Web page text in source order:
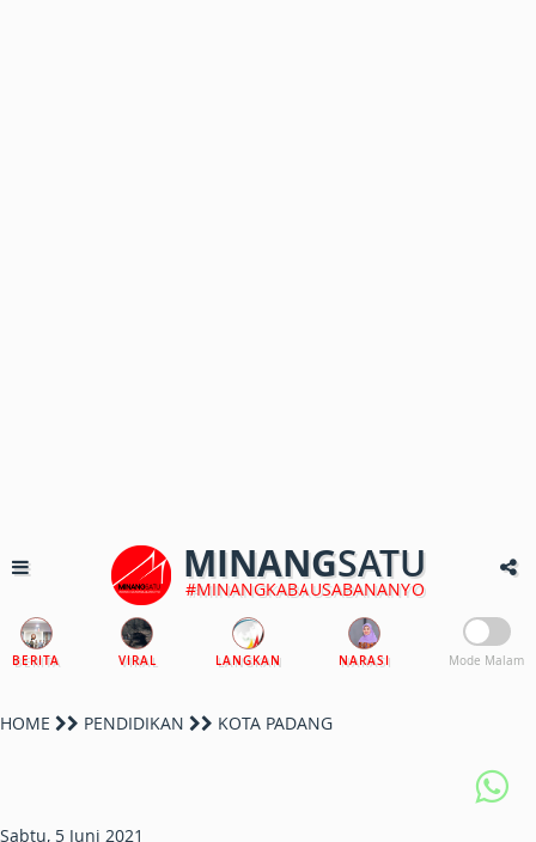
MINANGSATU
#MINANGKABAUSABANANYO
BERITA VIRAL LANGKAN NARASI Mode Malam
HOME PENDIDIKAN KOTA PADANG
Sabtu, 5 Juni 2021